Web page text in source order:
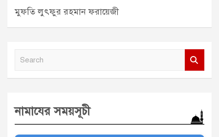
মুফতি লুৎফুর রহমান ফরায়েজী
c
h
নামাযের সময়সূচী